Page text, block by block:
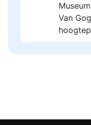
Van